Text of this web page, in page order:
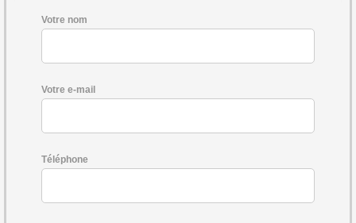
Votre nom
Votre e-mail
Téléphone